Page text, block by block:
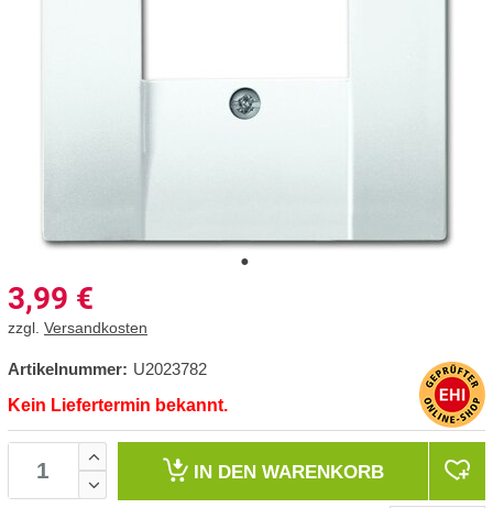
3,99 €
zzgl. Versandkosten
Artikelnummer: U2023782
Kein Liefertermin bekannt.
IN DEN WARENKORB